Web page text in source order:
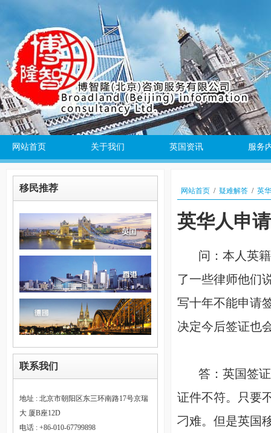
网站首页 关于我们 英国资讯 服务
移民推荐
联系我们
地址 : 北京市朝阳区东三环南路17号京瑞
大 厦B座12D
电话 : +86-010-67799898
网站首页 / 疑难解答 / 英
英华人申
问：本人英籍
了一些律师他们
写十年不能申请
决定今后签证也
答： 英国签
证件不符。只要
刁难。但是英国